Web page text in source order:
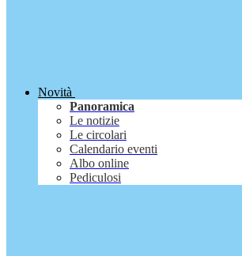
Novità
Panoramica
Le notizie
Le circolari
Calendario eventi
Albo online
Pediculosi